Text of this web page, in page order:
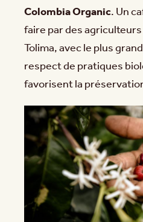
Colombia Organic. Un
faire par des
Tolima, avec le plus
respect de pratiques
favorisent la